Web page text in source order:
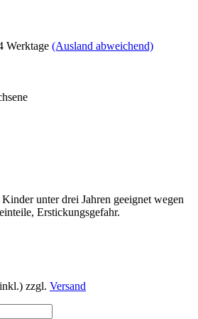
Werktage (Ausland abweichend)
unter drei Jahren geeignet wegen
Erstickungsgefahr.
zzgl. Versand